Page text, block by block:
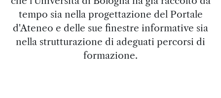
tempo sia nella progettazione del Portale
d'Ateneo e delle sue finestre informative sia
nella strutturazione di adeguati percorsi di
formazione.